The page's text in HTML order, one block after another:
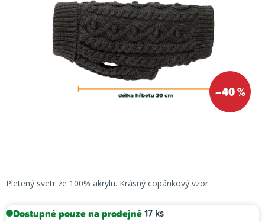
Pletený svetr ze 100% akrylu. Krásný copánkový vzor.
Dostupné pouze na prodejně17 ks
hvězdiček.
–40 %